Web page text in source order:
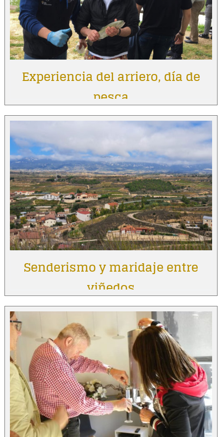
Experiencia del arriero, día de
pesca
Senderismo y maridaje entre
viñedos